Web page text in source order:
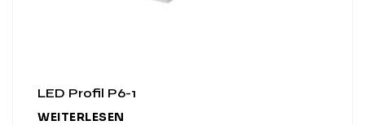
LED Profil P6-1
WEITERLESEN